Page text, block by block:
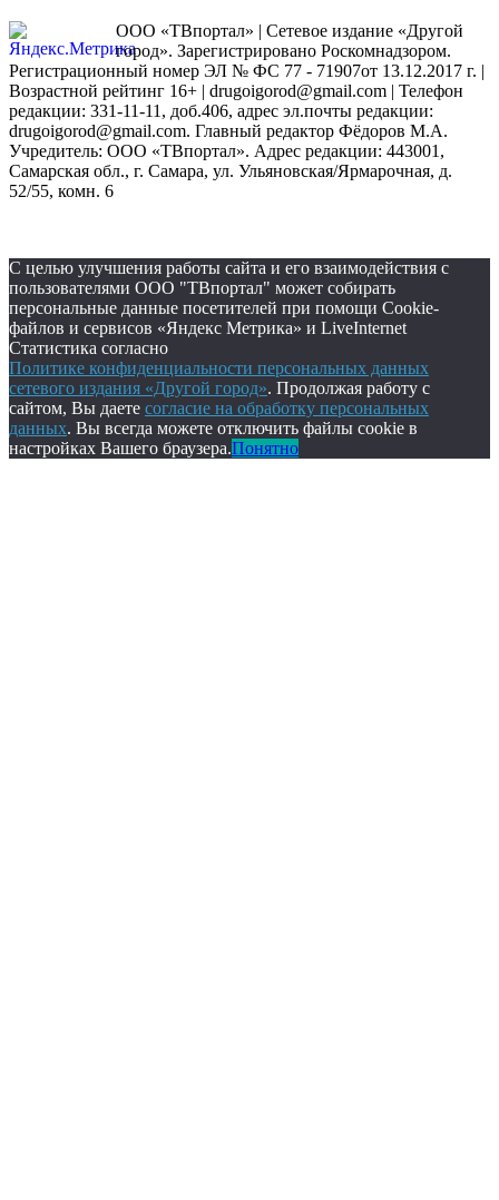
ООО «ТВпортал» | Сетевое издание «Другой
город». Зарегистрировано Роскомнадзором.
Регистрационный номер ЭЛ № ФС 77 - 71907от 13.12.2017 г. |
Возрастной рейтинг 16+ | drugoigorod@gmail.com | Телефон
редакции: 331-11-11, доб.406, адрес эл.почты редакции:
drugoigorod@gmail.com. Главный редактор Фёдоров М.А.
Учредитель: ООО «ТВпортал». Адрес редакции: 443001,
Самарская обл., г. Самара, ул. Ульяновская/Ярмарочная, д.
52/55, комн. 6
С целью улучшения работы сайта и его взаимодействия с
пользователями ООО "ТВпортал" может собирать
персональные данные посетителей при помощи Cookie-
файлов и сервисов «Яндекс Метрика» и LiveInternet
Статистика согласно
Политике конфиденциальности персональных данных
сетевого издания «Другой город». Продолжая работу с
сайтом, Вы даете согласие на обработку персональных
данных. Вы всегда можете отключить файлы cookie в
настройках Вашего браузера.Понятно